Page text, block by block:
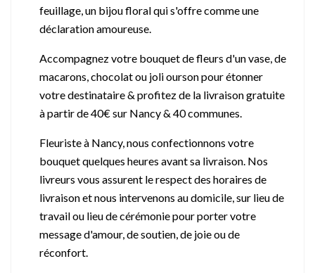
feuillage, un bijou floral qui s'offre comme une
déclaration amoureuse.
Accompagnez votre bouquet de fleurs d'un vase, de
macarons, chocolat ou joli ourson pour étonner
votre destinataire & profitez de la livraison gratuite
à partir de 40€ sur Nancy & 40 communes.
Fleuriste à Nancy, nous confectionnons votre
bouquet quelques heures avant sa livraison. Nos
livreurs vous assurent le respect des horaires de
livraison et nous intervenons au domicile, sur lieu de
travail ou lieu de cérémonie pour porter votre
message d'amour, de soutien, de joie ou de
réconfort.